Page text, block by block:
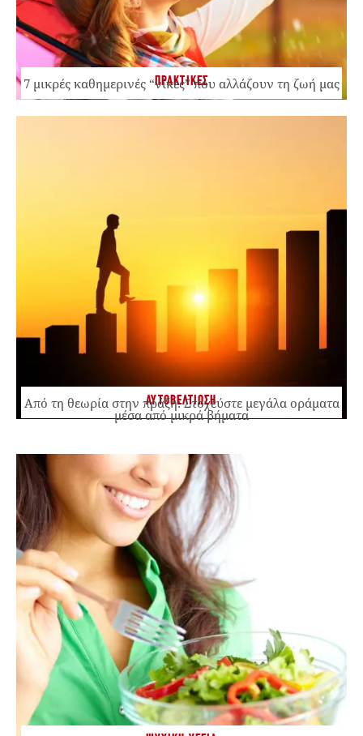
ΠΡΑΚΤΙΚΕΣ
7 μικρές καθημερινές “νίκες” που αλλάζουν τη ζωή μας
ΑΥΤΟΒΕΛΤΙΩΣΗ
Από τη θεωρία στην πράξη: Στοχεύστε μεγάλα οράματα
μέσα από μικρά βήματα